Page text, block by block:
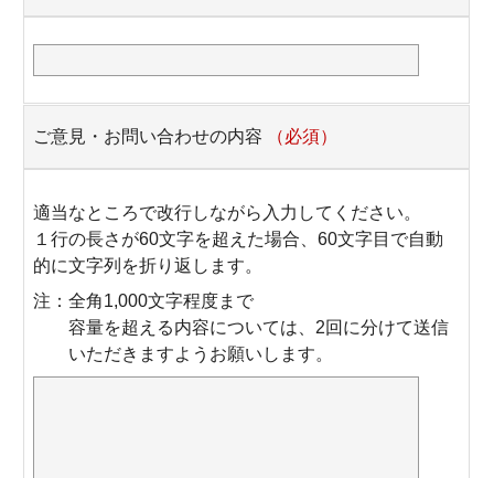
ご意見・お問い合わせの内容 （必須）
適当なところで改行しながら入力してください。
１行の長さが60文字を超えた場合、60文字目で自動
的に文字列を折り返します。
注：全角1,000文字程度まで
容量を超える内容については、2回に分けて送信
いただきますようお願いします。